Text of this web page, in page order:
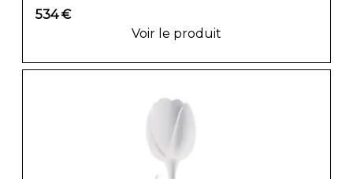
534 €
Voir le produit